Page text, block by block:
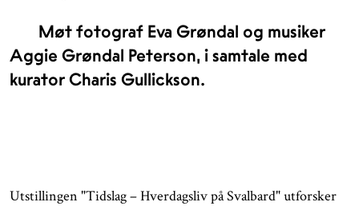
Møt fotograf Eva Grøndal og musiker
Aggie Grøndal Peterson, i samtale med
kurator Charis Gullickson.
Utstillingen "Tidslag – Hverdagsliv på Svalbard" utforsker